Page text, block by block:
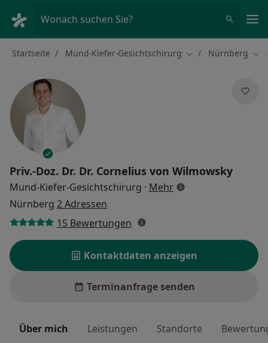
Wonach suchen Sie?
Startseite Mund-Kiefer-Gesichtschirurg Stadt ändern
Nürnberg
Priv.-Doz. Dr. Dr. Cornelius von Wilmowsky
Mund-Kiefer-Gesichtschirurg · Mehrüber
Nürnberg 2 Adressen
15 Bewertungen
Kontaktdaten anzeigen
Terminanfrage senden
Über mich Leistungen Standorte